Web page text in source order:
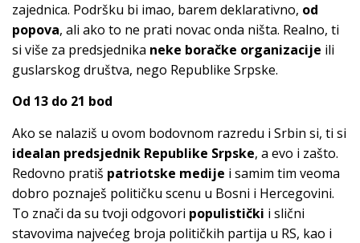
zajednica. Podršku bi imao, barem deklarativno, od
popova, ali ako to ne prati novac onda ništa. Realno, ti
si više za predsjednika neke boračke organizacije ili
guslarskog društva, nego Republike Srpske.
Od 13 do 21 bod
Ako se nalaziš u ovom bodovnom razredu i Srbin si, ti si
idealan predsjednik Republike Srpske, a evo i zašto.
Redovno pratiš patriotske medije i samim tim veoma
dobro poznaješ političku scenu u Bosni i Hercegovini.
To znači da su tvoji odgovori populistički i slični
stavovima najvećeg broja političkih partija u RS, kao i